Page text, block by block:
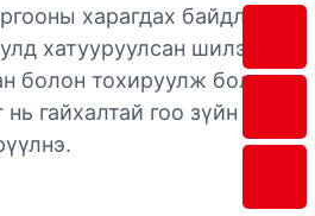
харагдах байдлыг
хатууруулсан шилэн
болон тохируулж болох
нь гайхалтай гоо зүйн